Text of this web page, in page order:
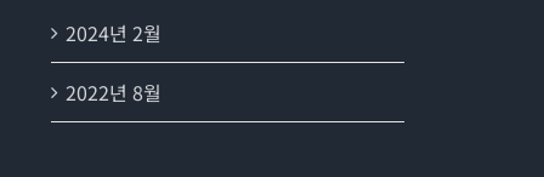
2024년 2월
2022년 8월